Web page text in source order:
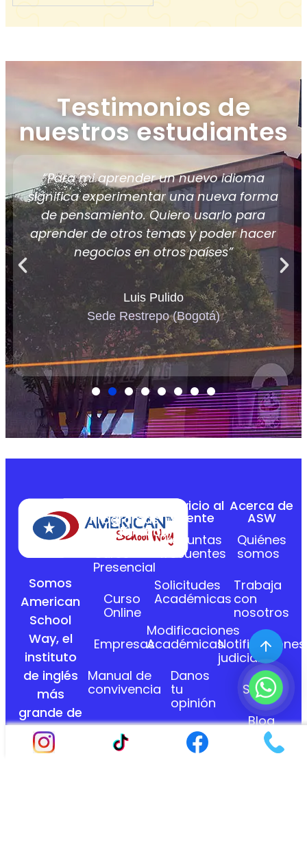
Testimonios de
nuestros estudiantes
“Para mi aprender un nuevo idioma
significa experimentar una nueva forma
de pensamiento. Quiero usarlo para
aprender de otros temas y poder hacer
negocios en otros países”
Luis Pulido
Sede Restrepo (Bogotá)
Somos
American
School
Way, el
instituto
de inglés
más
grande de
Colombia,
con más
Programas
Académicos
Curso
Presencial
Curso
Online
Empresas
Manual de
convivencia
Servicio al
Cliente
Preguntas
frecuentes
Solicitudes
Académicas
Modificaciones
Académicas
Danos
tu
opinión
Pagos
en
Acerca de
ASW
Quiénes
somos
Trabaja
con
nosotros
Notificaciones
judiciales
Sedes
Blog
Politica